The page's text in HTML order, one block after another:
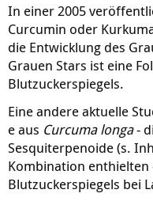
In einer 2005
Curcumin oder
die Entwicklung des
Grauen Stars ist eine
Blutzuckerspiegels.
Eine andere aktuelle
e aus Curcuma longa-
Sesquiterpenoide (s.
Kombination
Blutzuckerspiegels bei